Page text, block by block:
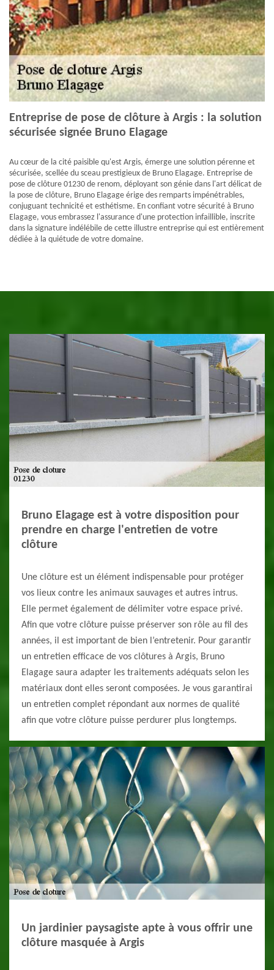
Entreprise de pose de clôture à Argis : la solution
sécurisée signée Bruno Elagage
Au cœur de la cité paisible qu'est Argis, émerge une solution pérenne et
sécurisée, scellée du sceau prestigieux de Bruno Elagage. Entreprise de
pose de clôture 01230 de renom, déployant son génie dans l'art délicat de
la pose de clôture, Bruno Elagage érige des remparts impénétrables,
conjuguant technicité et esthétisme. En confiant votre sécurité à Bruno
Elagage, vous embrassez l'assurance d'une protection infaillible, inscrite
dans la signature indélébile de cette illustre entreprise qui est entièrement
dédiée à la quiétude de votre domaine.
Bruno Elagage est à votre disposition pour
prendre en charge l'entretien de votre
clôture
Une clôture est un élément indispensable pour protéger
vos lieux contre les animaux sauvages et autres intrus.
Elle permet également de délimiter votre espace privé.
Afin que votre clôture puisse préserver son rôle au fil des
années, il est important de bien l’entretenir. Pour garantir
un entretien efficace de vos clôtures à Argis, Bruno
Elagage saura adapter les traitements adéquats selon les
matériaux dont elles seront composées. Je vous garantirai
un entretien complet répondant aux normes de qualité
afin que votre clôture puisse perdurer plus longtemps.
Un jardinier paysagiste apte à vous offrir une
clôture masquée à Argis